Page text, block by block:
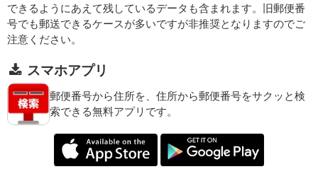
できるようにあえて残しているデータも含まれます。旧郵便番
号でも郵送できるケースが多いですが非推奨となりますのでご
注意ください。
スマホアプリ
郵便番号から住所を、住所から郵便番号をサクッと検
索できる無料アプリです。